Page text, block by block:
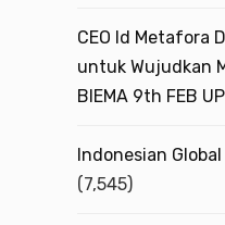
v
e
s
CEO Id Metafora
untuk Wujudkan
BIEMA 9th FEB
Indonesian
(7,545)